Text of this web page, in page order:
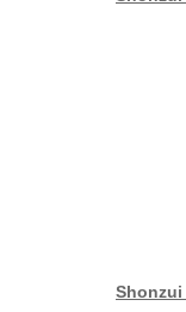
Shonzui